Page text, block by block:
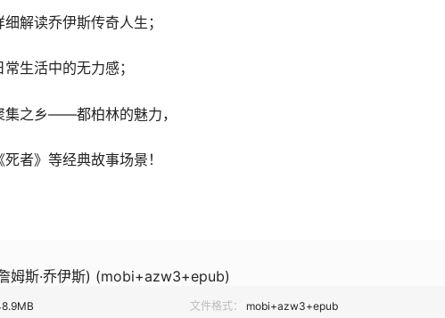
解读乔伊斯传奇人生；
生活中的无力感；
之乡——都柏林的魅力，
者》等经典故事场景！
姆斯·乔伊斯) (mobi+azw3+epub)
文件格式： mobi+azw3+epub